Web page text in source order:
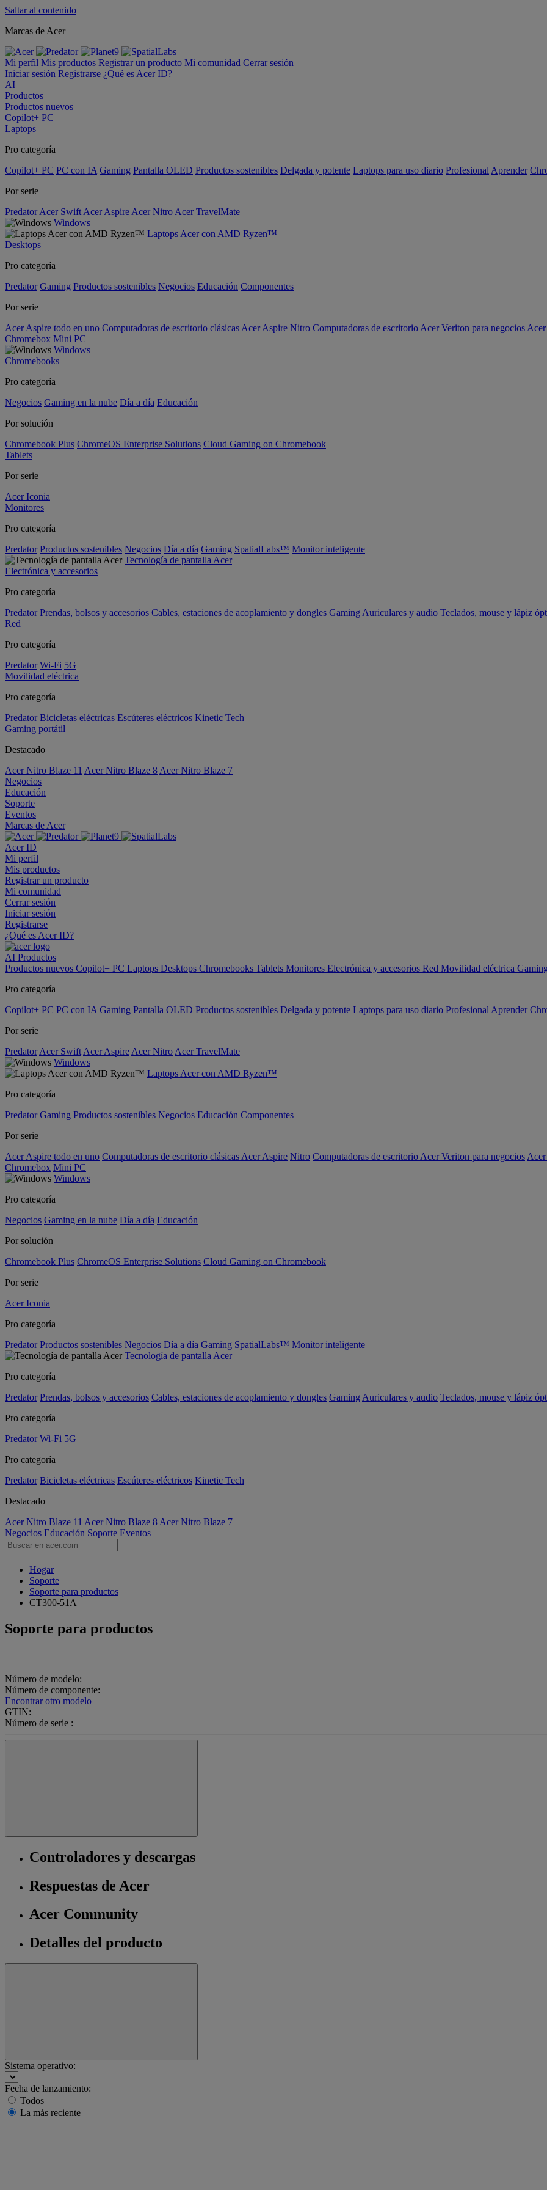
Saltar al contenido
Marcas de Acer
Mi perfil Mis productos Registrar un producto Mi comunidad Cerrar sesión
Iniciar sesión Registrarse ¿Qué es Acer ID?
AI
Productos
Productos nuevos
Copilot+ PC
Laptops
Pro categoría
Copilot+ PC PC con IA Gaming Pantalla OLED Productos sostenibles Delgada y potente Laptops para uso diario Profesional Aprender
Por serie
Predator Acer Swift Acer Aspire Acer Nitro Acer TravelMate
Windows
Laptops Acer con AMD Ryzen™
Desktops
Pro categoría
Predator Gaming Productos sostenibles Negocios Educación Componentes
Por serie
Acer Aspire todo en uno Computadoras de escritorio clásicas Acer Aspire Nitro Computadoras de escritorio Acer Veriton para negocios
Chromebox Mini PC
Windows
Chromebooks
Pro categoría
Negocios Gaming en la nube Día a día Educación
Por solución
Chromebook Plus ChromeOS Enterprise Solutions Cloud Gaming on Chromebook
Tablets
Por serie
Acer Iconia
Monitores
Pro categoría
Predator Productos sostenibles Negocios Día a día Gaming SpatialLabs™ Monitor inteligente
Tecnología de pantalla Acer
Electrónica y accesorios
Pro categoría
Predator Prendas, bolsos y accesorios Cables, estaciones de acoplamiento y dongles Gaming Auriculares y audio Teclados, mouse y lápiz
Red
Pro categoría
Predator Wi-Fi 5G
Movilidad eléctrica
Pro categoría
Predator Bicicletas eléctricas Escúteres eléctricos Kinetic Tech
Gaming portátil
Destacado
Acer Nitro Blaze 11 Acer Nitro Blaze 8 Acer Nitro Blaze 7
Negocios
Educación
Soporte
Eventos
Marcas de Acer
Acer ID
Mi perfil
Mis productos
Registrar un producto
Mi comunidad
Cerrar sesión
Iniciar sesión
Registrarse
¿Qué es Acer ID?
AI Productos
Productos nuevos Copilot+ PC Laptops Desktops Chromebooks Tablets Monitores Electrónica y accesorios Red Movilidad eléctrica
Pro categoría
Copilot+ PC PC con IA Gaming Pantalla OLED Productos sostenibles Delgada y potente Laptops para uso diario Profesional Aprender
Por serie
Predator Acer Swift Acer Aspire Acer Nitro Acer TravelMate
Windows
Laptops Acer con AMD Ryzen™
Pro categoría
Predator Gaming Productos sostenibles Negocios Educación Componentes
Por serie
Acer Aspire todo en uno Computadoras de escritorio clásicas Acer Aspire Nitro Computadoras de escritorio Acer Veriton para negocios
Chromebox Mini PC
Windows
Pro categoría
Negocios Gaming en la nube Día a día Educación
Por solución
Chromebook Plus ChromeOS Enterprise Solutions Cloud Gaming on Chromebook
Por serie
Acer Iconia
Pro categoría
Predator Productos sostenibles Negocios Día a día Gaming SpatialLabs™ Monitor inteligente
Tecnología de pantalla Acer
Pro categoría
Predator Prendas, bolsos y accesorios Cables, estaciones de acoplamiento y dongles Gaming Auriculares y audio Teclados, mouse y lápiz
Pro categoría
Predator Wi-Fi 5G
Pro categoría
Predator Bicicletas eléctricas Escúteres eléctricos Kinetic Tech
Destacado
Acer Nitro Blaze 11 Acer Nitro Blaze 8 Acer Nitro Blaze 7
Negocios Educación Soporte Eventos
Hogar
Soporte
Soporte para productos
CT300-51A
Soporte para productos
Número de modelo:
Número de componente:
Encontrar otro modelo
GTIN:
Número de serie :
Controladores y descargas
Respuestas de Acer
Acer Community
Detalles del producto
Sistema operativo:
Fecha de lanzamiento:
Todos
La más reciente